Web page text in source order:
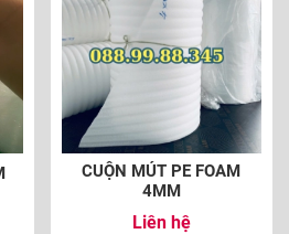
CUỘN MÚT PE FOAM
4MM
Liên hệ